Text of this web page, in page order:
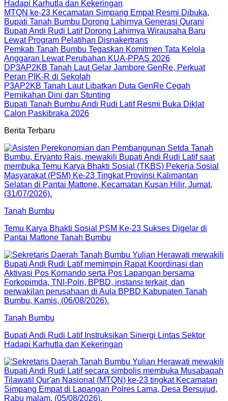
Hadapi Karhutla dan Kekeringan
MTQN ke-23 Kecamatan Simpang Empat Resmi Dibuka,
Bupati Tanah Bumbu Dorong Lahirnya Generasi Qurani
Bupati Andi Rudi Latif Dorong Lahirnya Wirausaha Baru
Lewat Program Pelatihan Disnakertrans
Pemkab Tanah Bumbu Tegaskan Komitmen Tata Kelola
Anggaran Lewat Perubahan KUA-PPAS 2026
DP3AP2KB Tanah Laut Gelar Jambore GenRe, Perkuat
Peran PIK-R di Sekolah
P3AP2KB Tanah Laut Libatkan Duta GenRe Cegah
Pernikahan Dini dan Stunting
Bupati Tanah Bumbu Andi Rudi Latif Resmi Buka Diklat
Calon Paskibraka 2026
Berita Terbaru
Tanah Bumbu
Temu Karya Bhakti Sosial PSM Ke-23 Sukses Digelar di
Pantai Mattone Tanah Bumbu
Tanah Bumbu
Bupati Andi Rudi Latif Instruksikan Sinergi Lintas Sektor
Hadapi Karhutla dan Kekeringan